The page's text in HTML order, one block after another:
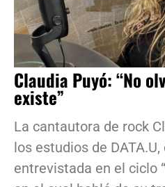
Claudia Puyó: “No
existe”
La cantautora de rock
los estudios de
entrevistada en el ciclo